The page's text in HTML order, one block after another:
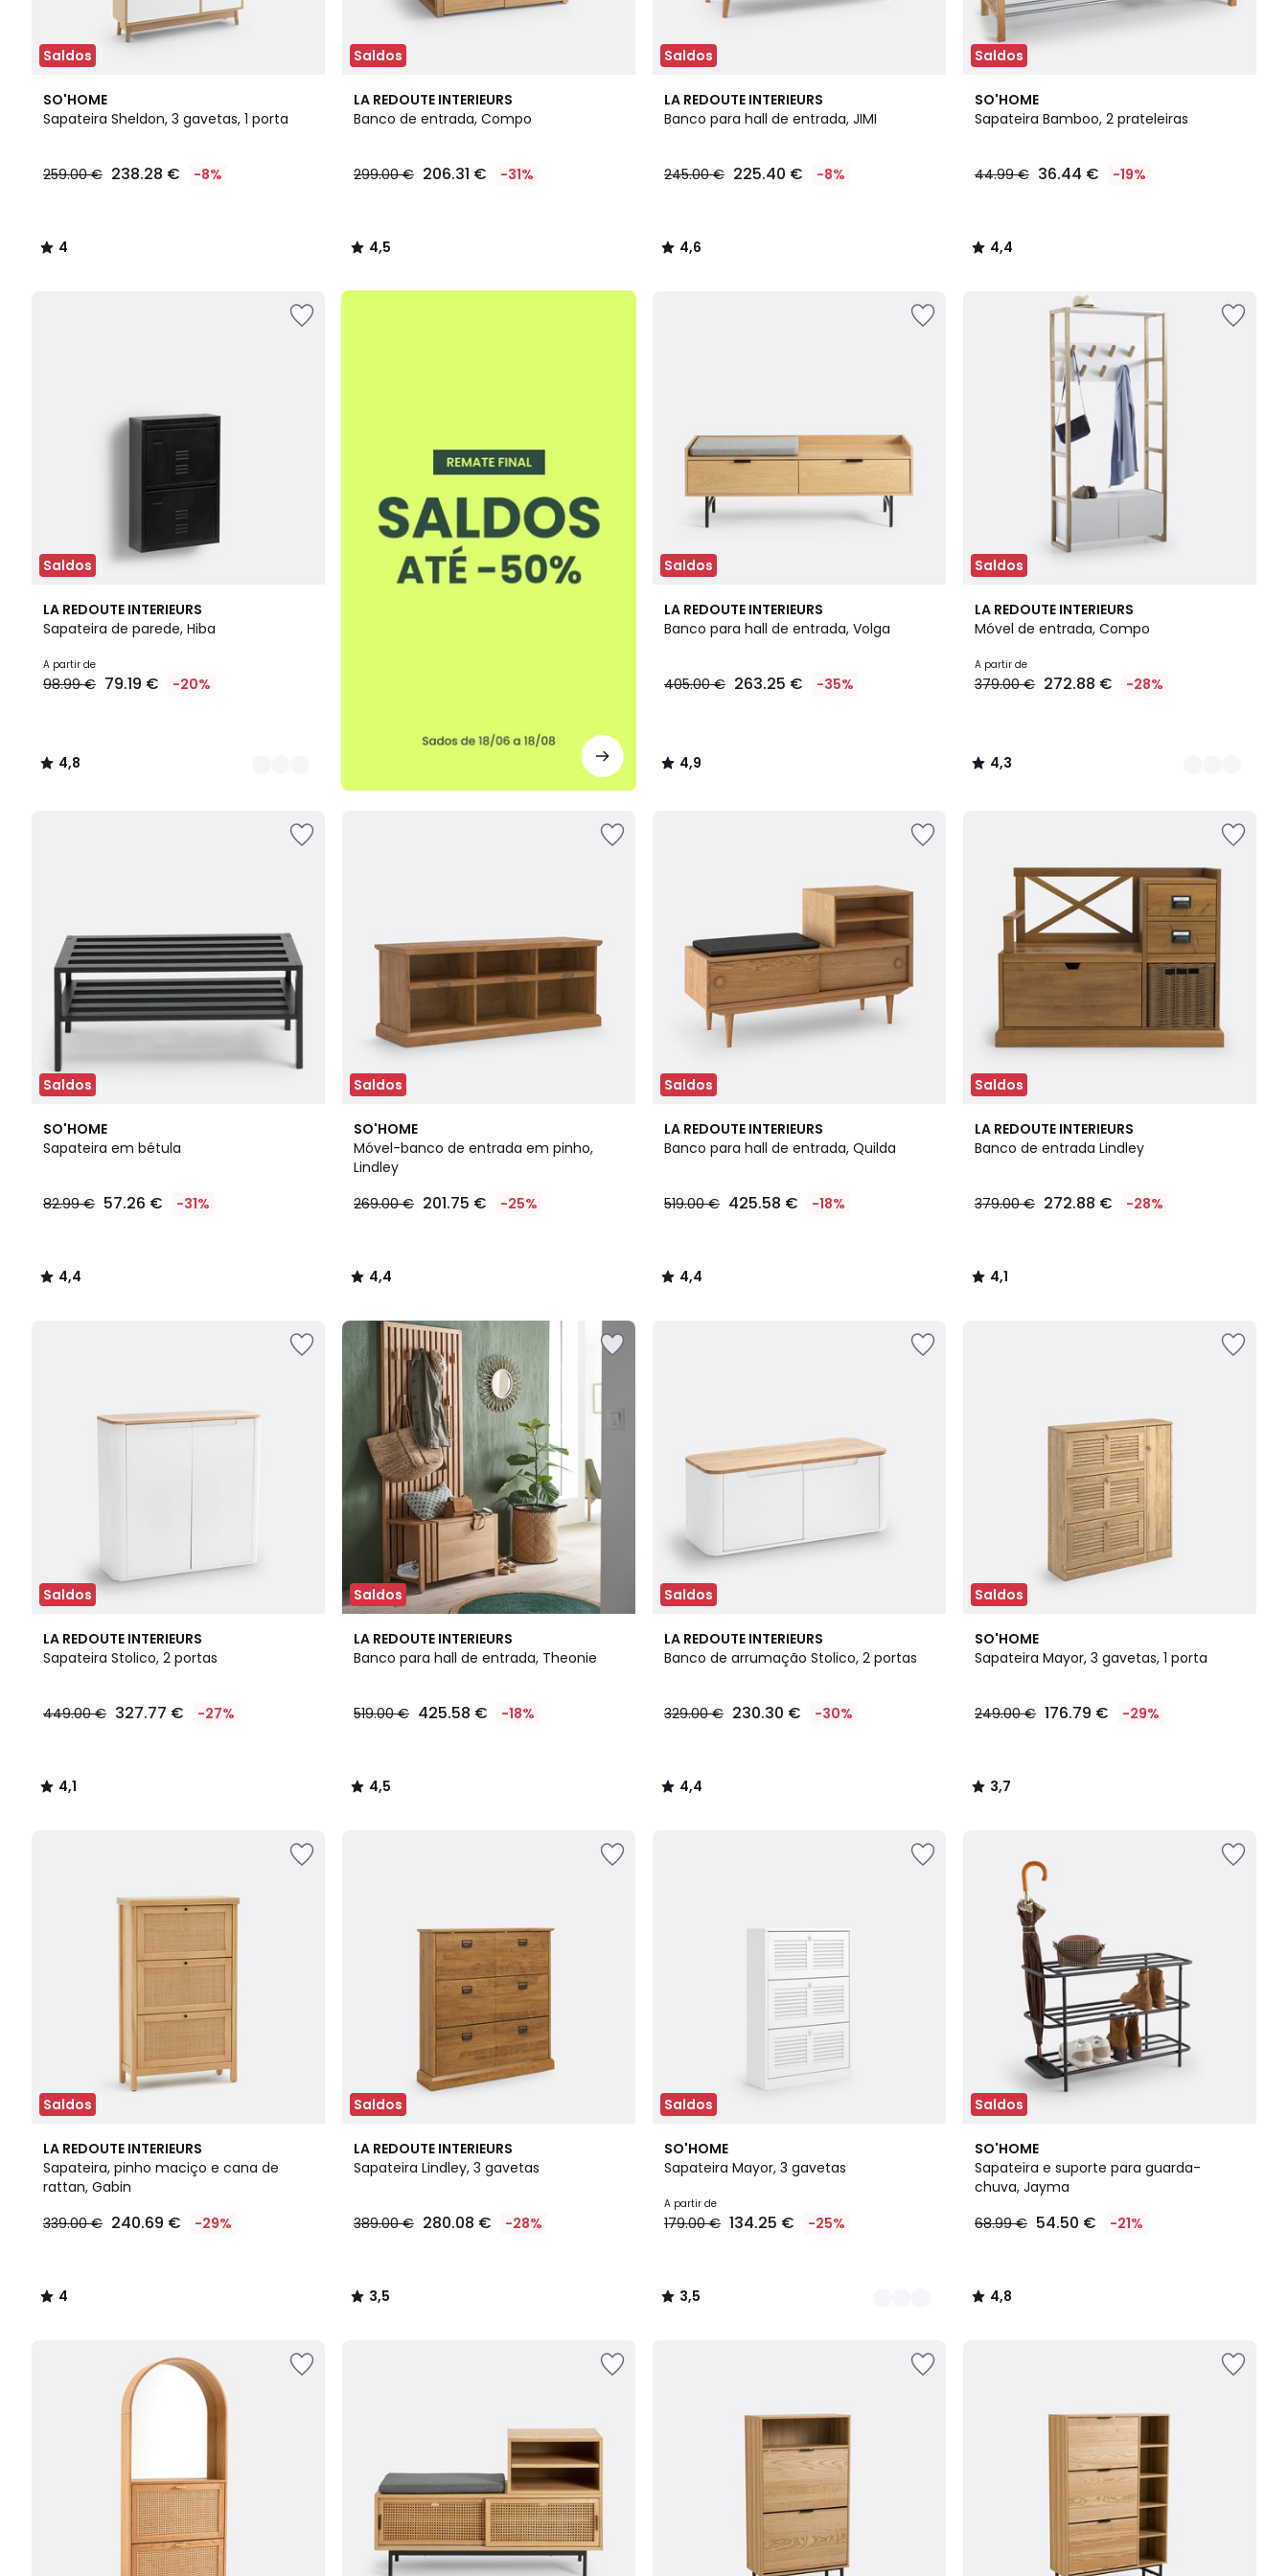
Saldos
SO'HOME
Sapateira Sheldon, 3 gavetas, 1 porta
€
259.00
259.00 € 238.28 € -8%
4
/
4
/
Saldos
LA REDOUTE INTERIEURS
Banco de entrada, Compo
299.00 € 206.31 € -31%
4,5
/ 5
4,5
/
Saldos
LA REDOUTE INTERIEURS
Banco para hall de entrada, JIMI
245.00 € 225.40 € -8%
4,6
/ 5
4,6
/
Saldos
SO'HOME
Sapateira Bamboo, 2 prateleiras
44.99 € 36.44 € -19%
4,4
/ 5
4,4
/
Saldos
LA REDOUTE INTERIEURS
Sapateira de parede, Hiba
A partir de
98.99 € 79.19 € -20%
4,8
/ 5
3
Cores
4,8
/
até
Saldos
LA REDOUTE INTERIEURS
Banco para hall de entrada, Volga
405.00 € 263.25 € -35%
4,9
/ 5
4,9
/
Saldos
LA REDOUTE INTERIEURS
Móvel de entrada, Compo
A partir de
379.00 € 272.88 € -28%
4,3
/ 5
2
Cores
4,3
/
Saldos
SO'HOME
Sapateira em bétula
82.99 € 57.26 € -31%
4,4
/ 5
4,4
/
Saldos
SO'HOME
Móvel-banco de entrada em pinho,
Lindley
269.00 € 201.75 € -25%
4,4
/ 5
4,4
/
Saldos
LA REDOUTE INTERIEURS
Banco para hall de entrada, Quilda
519.00 € 425.58 € -18%
4,4
/ 5
4,4
/
Saldos
LA REDOUTE INTERIEURS
Banco de entrada Lindley
379.00 € 272.88 € -28%
4,1
/ 5
4,1
/
Saldos
LA REDOUTE INTERIEURS
Sapateira Stolico, 2 portas
449.00 € 327.77 € -27%
4,1
/ 5
4,1
/
Saldos
LA REDOUTE INTERIEURS
Banco para hall de entrada, Theonie
519.00 € 425.58 € -18%
4,5
/ 5
4,5
/
Saldos
LA REDOUTE INTERIEURS
Banco de arrumação Stolico, 2 portas
329.00 € 230.30 € -30%
4,4
/ 5
4,4
/
Saldos
SO'HOME
Sapateira Mayor, 3 gavetas, 1 porta
249.00 € 176.79 € -29%
3,7
/ 5
3,7
/
Saldos
LA REDOUTE INTERIEURS
Sapateira, pinho maciço e cana de
rattan, Gabin
339.00 € 240.69 € -29%
4
/
5
4
/
Saldos
LA REDOUTE INTERIEURS
Sapateira Lindley, 3 gavetas
389.00 € 280.08 € -28%
3,5
/ 5
3,5
/
Saldos
SO'HOME
Sapateira Mayor, 3 gavetas
A partir de
179.00 € 134.25 € -25%
3,5
/ 5
2
Cores
3,5
/
Saldos
SO'HOME
Sapateira e suporte para guarda-
chuva, Jayma
68.99 € 54.50 € -21%
4,8
/ 5
4,8
/